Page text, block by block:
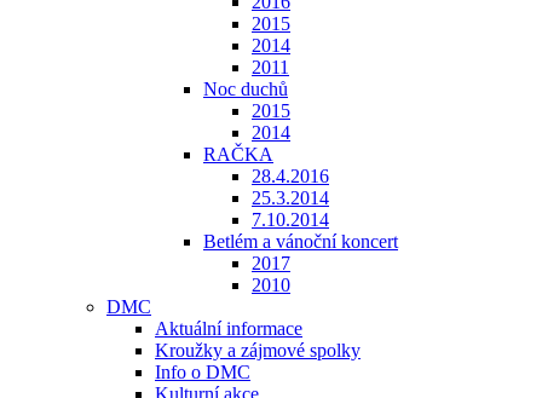
2015
2014
2011
Noc duchů
2015
2014
RAČKA
28.4.2016
25.3.2014
7.10.2014
Betlém a vánoční koncert
2017
2010
DMC
Aktuální informace
Kroužky a zájmové spolky
Info o DMC
Kulturní akce